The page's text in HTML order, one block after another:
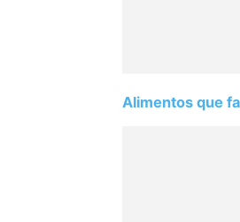
Alimentos que